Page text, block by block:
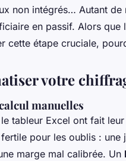
non intégrés… Autant
en passif. Alors que
cette étape cruciale,
votre
manuelles
tableur Excel ont fait
pour les oublis : une
marge mal calibrée. Un